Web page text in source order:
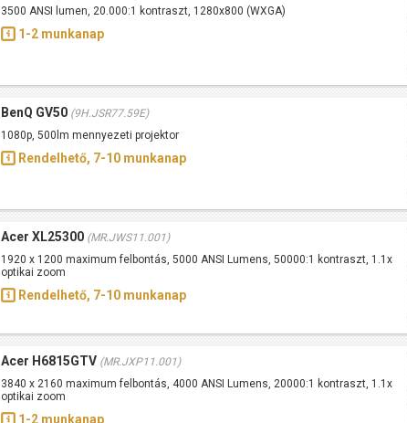
3500 ANSI lumen, 20.000:1 kontraszt, 1280x800 (WXGA)
1-2 munkanap
BenQ GV50 (9H.JSR77.59E)
1080p, 500lm mennyezeti projektor
Rendelhető, 7-10 munkanap
Acer XL25300 (MR.JWS11.001)
1920 x 1200 maximum felbontás, 5000 ANSI Lumens, 50000:1 kontraszt, 1.1x
optikai zoom
Rendelhető, 7-10 munkanap
Acer H6815GTV (MR.JXP11.001)
3840 x 2160 maximum felbontás, 4000 ANSI Lumens, 20000:1 kontraszt, 1.1x
optikai zoom
1-2 munkanap